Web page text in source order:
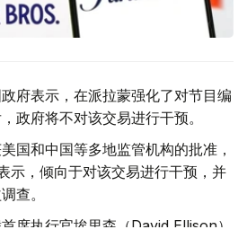
府表示，在派拉蒙强化了对节目编
政府将不对该交易进行干预。
国和中国等多地监管机构的批准，
示，倾向于对该交易进行干预，并
查。
席执行官埃里森（David Ellison）